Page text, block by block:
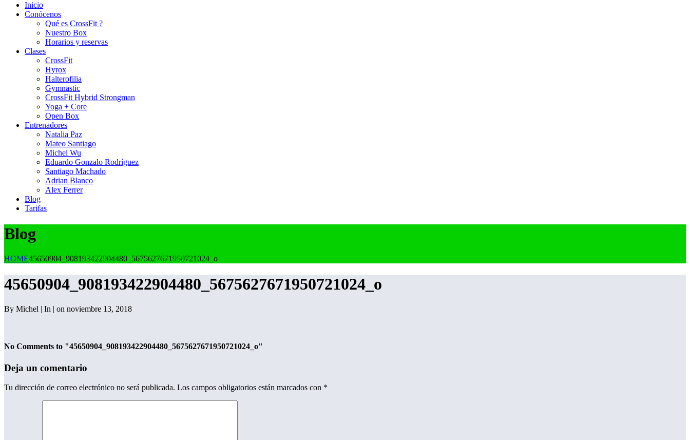
Inicio
Conócenos
Qué es CrossFit ?
Nuestro Box
Horarios y reservas
Clases
CrossFit
Hyrox
Halterofilia
Gymnastic
CrossFit Hybrid Strongman
Yoga + Core
Open Box
Entrenadores
Natalia Paz
Mateo Santiago
Michel Wu
Eduardo Gonzalo Rodríguez
Santiago Machado
Adrian Blanco
Alex Ferrer
Blog
Tarifas
Blog
HOME45650904_908193422904480_5675627671950721024_o
45650904_908193422904480_5675627671950721024_o
By Michel | In | on noviembre 13, 2018
No Comments to "45650904_908193422904480_5675627671950721024_o"
Deja un comentario
Tu dirección de correo electrónico no será publicada. Los campos obligatorios están marcados con *